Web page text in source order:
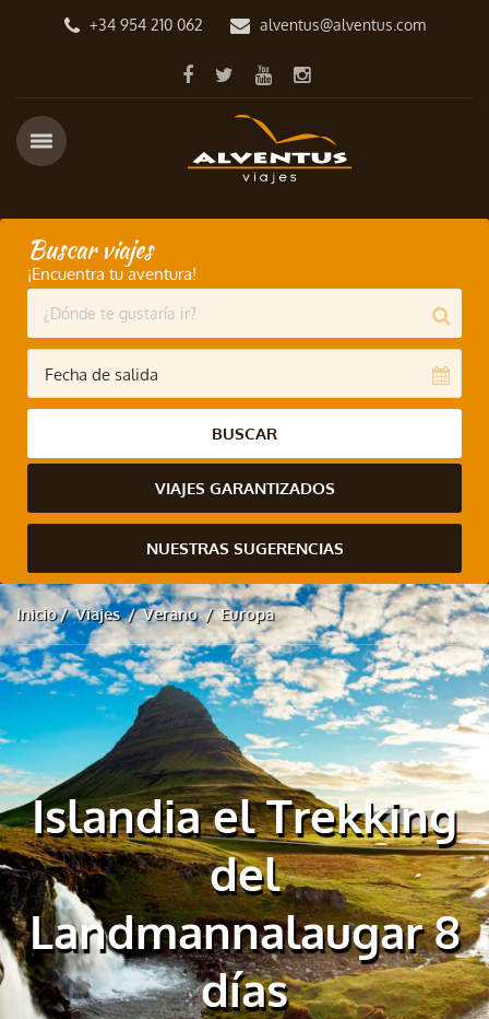
+34 954 210 062 alventus@alventus.com
Buscar viajes
¡Encuentra tu aventura!
BUSCAR
VIAJES GARANTIZADOS
NUESTRAS SUGERENCIAS
Inicio Viajes Verano Europa
Islandia el Trekking
del
Landmannalaugar 8
días